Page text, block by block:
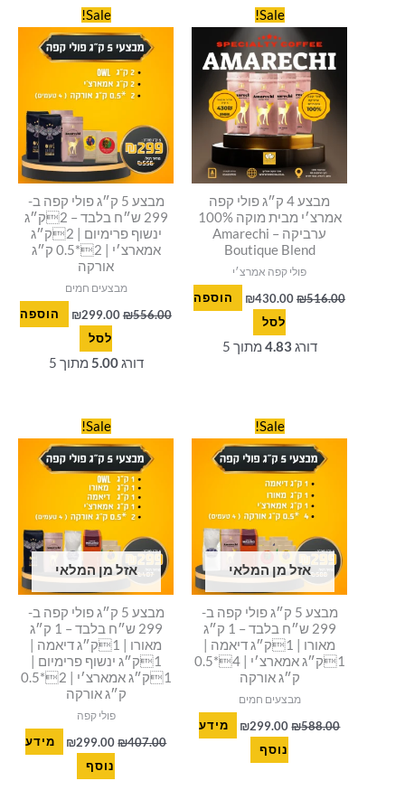
Sale!
מבצע 4 ק״ג פולי קפה
אמרצ׳י מבית מוקה 100%
ערביקה Amarechi –
Boutique Blend
פולי קפה אמרצ׳י
₪516.00
המחיר
המקורי
היה:
₪516.00.
₪430.00
הנוכחי
הוא:
₪430.00.
הוספה
לסל
דורג 4.83 מתוך 5
Sale!
מבצע 5 ק״ג פולי קפה ב-
299 ש״ח בלבד – 2ק״ג
ינשוף פרימיום | 2ק״ג
אמארצ׳י | 2*0.5 ק״ג
אורקה
מבצעים חמים
₪556.00
המחיר
המקורי
היה:
₪556.00.
₪299.00
הנוכחי
הוא:
₪299.00.
הוספה
לסל
דורג5.00 מתוך 5
Sale!
אזל מן המלאי
מבצע 5 ק״ג פולי קפה ב-
299 ש״ח בלבד – 1 ק״ג
מאורו | 1ק״ג דיאמה |
1ק״ג אמארצ׳י | 4*0.5
ק״ג אורקה
מבצעים חמים
₪588.00
המחיר
המקורי
היה:
₪588.00.
₪299.00
הנוכחי
הוא:
₪299.00.
מידע
נוסף
Sale!
אזל מן המלאי
מבצע 5 ק״ג פולי קפה ב-
299 ש״ח בלבד – 1 ק״ג
מאורו | 1ק״ג דיאמה |
1ק״ג ינשוף פרימיום |
1ק״ג אמארצ׳י | 2*0.5
ק״ג אורקה
פולי קפה
₪407.00
המחיר
המקורי
היה:
₪407.00.
₪299.00
הנוכחי
הוא:
₪299.00.
מידע
נוסף
סמן קישורים